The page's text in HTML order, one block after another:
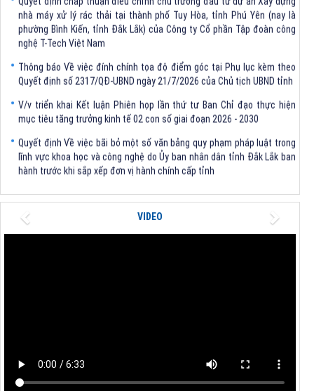
nhà máy xử lý rác thải tại thành phố Tuy Hòa, tỉnh Phú Yên (nay là
phường Bình Kiến, tỉnh Đắk Lắk) của Công ty Cổ phần Tập đoàn công
nghệ T-Tech Việt Nam
Quyết định số 2317/QĐ-UBND ngày 21/7/2026 của Chủ tịch UBND tỉnh
mục tiêu tăng trưởng kinh tế 02 con số giai đoạn 2026 - 2030
lĩnh vực khoa học và công nghệ do Ủy ban nhân dân tỉnh Đắk Lắk ban
hành trước khi sắp xếp đơn vị hành chính cấp tỉnh
nhà máy xử lý rác thải tại thành phố Tuy Hòa, tỉnh Phú Yên (nay là
phường Bình Kiến, tỉnh Đắk Lắk) của Công ty Cổ phần Tập đoàn công
VIDEO
Previous Next